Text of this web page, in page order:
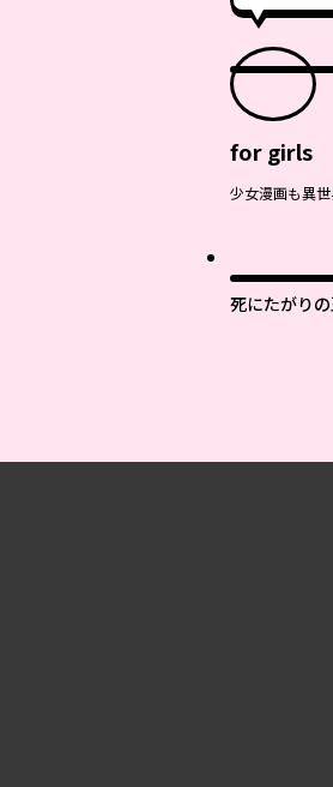
for girls
少女漫画も異
死にたがり